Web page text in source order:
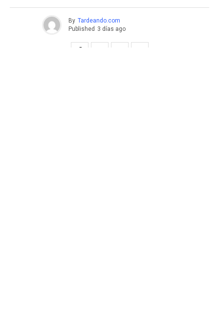
By Tardeando.com
Published 3 días ago